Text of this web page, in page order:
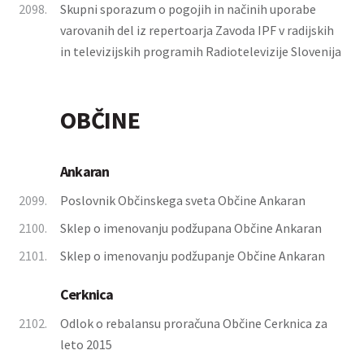
2098.
Skupni sporazum o pogojih in načinih uporabe
varovanih del iz repertoarja Zavoda IPF v radijskih
in televizijskih programih Radiotelevizije Slovenija
OBČINE
Ankaran
2099.
Poslovnik Občinskega sveta Občine Ankaran
2100.
Sklep o imenovanju podžupana Občine Ankaran
2101.
Sklep o imenovanju podžupanje Občine Ankaran
Cerknica
2102.
Odlok o rebalansu proračuna Občine Cerknica za
leto 2015